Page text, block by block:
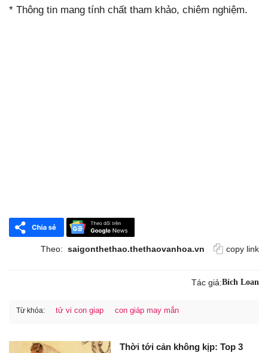
* Thông tin mang tính chất tham khảo, chiêm nghiệm.
Theo: saigonthethao.thethaovanhoa.vn copy link
Tác giả:Bích Loan
Từ khóa: tử vi con giap con giáp may mắn
Thời tới cản không kịp: Top 3